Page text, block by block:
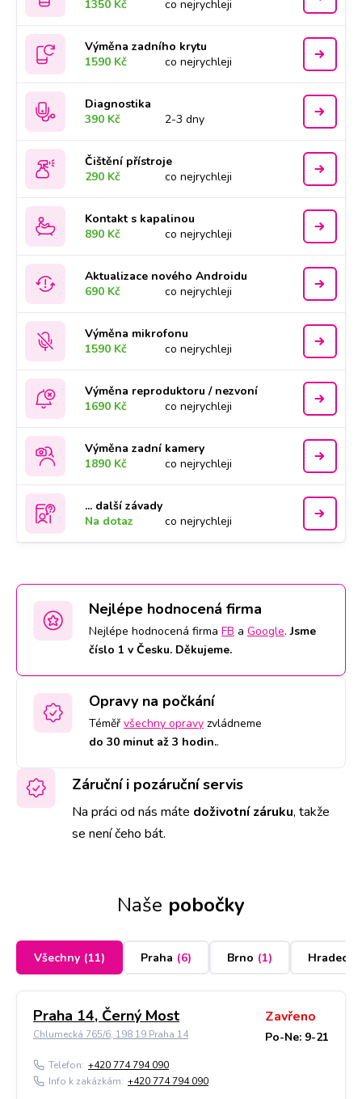
1350 Kč
co nejrychleji
Výměna zadního krytu
1590 Kč
co nejrychleji
Diagnostika
390 Kč
2-3 dny
Čištění přístroje
290 Kč
co nejrychleji
Kontakt s kapalinou
890 Kč
co nejrychleji
Aktualizace nového Androidu
690 Kč
co nejrychleji
Výměna mikrofonu
1590 Kč
co nejrychleji
Výměna reproduktoru / nezvoní
1690 Kč
co nejrychleji
Výměna zadní kamery
1890 Kč
co nejrychleji
... další závady
Na dotaz
co nejrychleji
Nejlépe hodnocená firma
Nejlépe hodnocená firma FB a Google.Jsme
číslo 1 v Česku. Děkujeme.
Opravy na počkání
Téměř všechny opravy zvládneme
do 30 minut až 3 hodin..
Záruční i pozáruční servis
Na práci od nás máte doživotní záruku, takže
se není čeho bát.
Naše pobočky
Všechny (11) Praha (6) Brno (1) Hradec
Praha 14, Černý Most
Chlumecká 765/6, 198 19 Praha 14
Zavřeno
Po-Ne: 9-21
Telefon: +420 774 794 090
Info k zakázkám: +420 774 794 090